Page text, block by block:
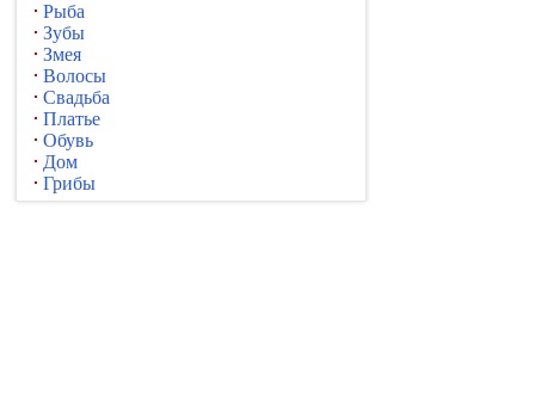
Рыба
Зубы
Змея
Волосы
Свадьба
Платье
Обувь
Дом
Грибы